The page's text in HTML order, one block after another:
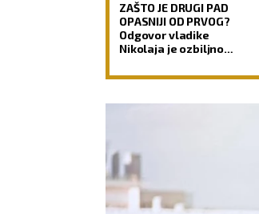
ZAŠTO JE DRUGI PAD
OPASNIJI OD PRVOG?
Odgovor vladike
Nikolaja je ozbiljno